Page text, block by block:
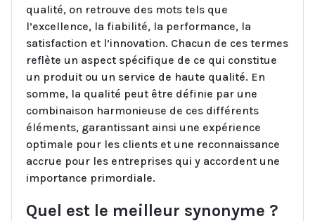
qualité, on retrouve des mots tels que
l’excellence, la fiabilité, la performance, la
satisfaction et l’innovation. Chacun de ces termes
reflète un aspect spécifique de ce qui constitue
un produit ou un service de haute qualité. En
somme, la qualité peut être définie par une
combinaison harmonieuse de ces différents
éléments, garantissant ainsi une expérience
optimale pour les clients et une reconnaissance
accrue pour les entreprises qui y accordent une
importance primordiale.
Quel est le meilleur synonyme ?